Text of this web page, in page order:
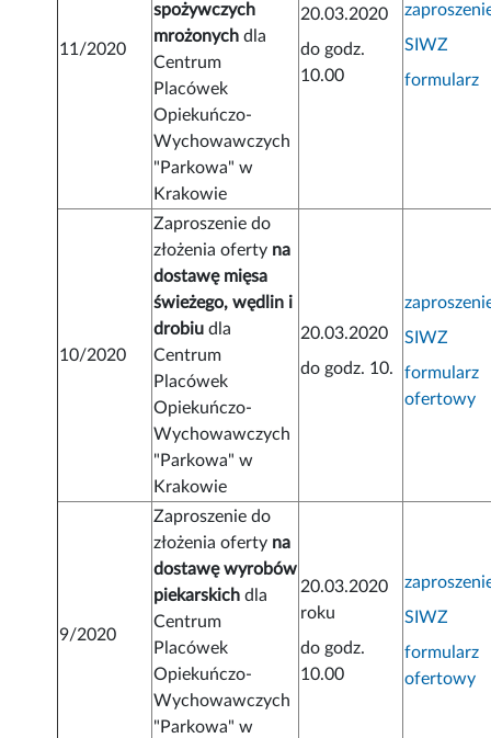
11/2020
spożywczych
mrożonych dla
Centrum
Placówek
Opiekuńczo-
Wychowawczych
"Parkowa" w
Krakowie
20.03.2020
do godz.
10.00
SIWZ
formularz
10/2020
Zaproszenie do
złożenia oferty na
dostawę mięsa
świeżego, wędlin i
drobiu dla
Centrum
Placówek
Opiekuńczo-
Wychowawczych
"Parkowa" w
Krakowie
20.03.2020
do godz. 10.
SIWZ
formularz
ofertowy
9/2020
Zaproszenie do
złożenia oferty na
dostawę wyrobów
piekarskich dla
Centrum
Placówek
Opiekuńczo-
Wychowawczych
"Parkowa" w
20.03.2020
roku
do godz.
10.00
SIWZ
formularz
ofertowy